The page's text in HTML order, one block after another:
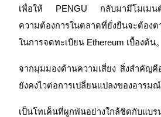
พาวเวอร์พิกกี้
รับรางวัลการแข่งขันทุกวัน
เพื่อให้ PENGU กลับมามีโมเมน
ความต้องการในตลาดที่ยั่งยืนจะต้อง
ในการจดทะเบียน Ethereum เบื้องต้น。
จากมุมมองด้านความเสี่ยง สิ่งสำคัญคื
ยังคงไวต่อการเปลี่ยนแปลงของอารมณ์
เป็นโทเค็นที่ผูกพันอย่างใกล้ชิดกับแบร